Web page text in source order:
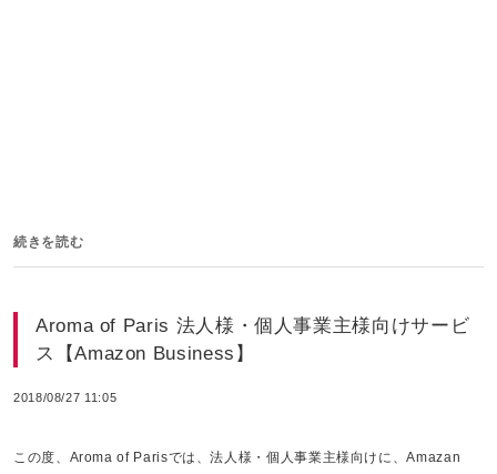
続きを読む
Aroma of Paris 法人様・個人事業主様向けサービ
ス【Amazon Business】
2018/08/27 11:05
この度、Aroma of Parisでは、法人様・個人事業主様向けに、Amazan